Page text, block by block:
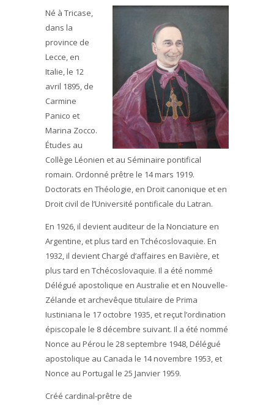
Né à Tricase,
dans la
province de
Lecce, en
Italie, le 12
avril 1895, de
Carmine
Panico et
Marina Zocco.
Études au
Collège Léonien et au Séminaire pontifical
romain. Ordonné prêtre le 14 mars 1919.
Doctorats en Théologie, en Droit canonique et en
Droit civil de l’Université pontificale du Latran.
En 1926, il devient auditeur de la Nonciature en
Argentine, et plus tard en Tchécoslovaquie. En
1932, il devient Chargé d’affaires en Bavière, et
plus tard en Tchécoslovaquie. Il a été nommé
Délégué apostolique en Australie et en Nouvelle-
Zélande et archevêque titulaire de Prima
Iustiniana le 17 octobre 1935, et reçut l’ordination
épiscopale le 8 décembre suivant. Il a été nommé
Nonce au Pérou le 28 septembre 1948, Délégué
apostolique au Canada le 14 novembre 1953, et
Nonce au Portugal le 25 Janvier 1959.
Créé cardinal-prêtre de